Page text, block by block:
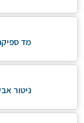
מד
ניטור